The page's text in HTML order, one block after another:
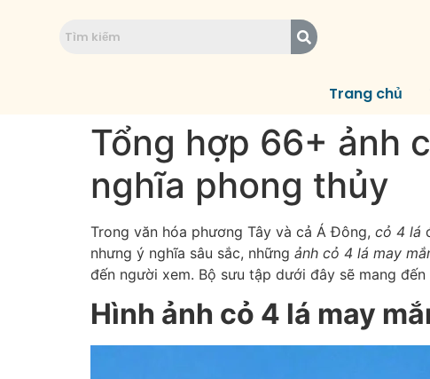
Trang chủ
Tổng hợp 66+ ảnh
nghĩa phong thủy
Trong văn hóa phương Tây và cả Á Đông, cỏ 4 lá
nhưng ý nghĩa sâu sắc, những ảnh cỏ 4 lá may
đến người xem. Bộ sưu tập dưới đây sẽ mang
Hình ảnh cỏ 4 lá may